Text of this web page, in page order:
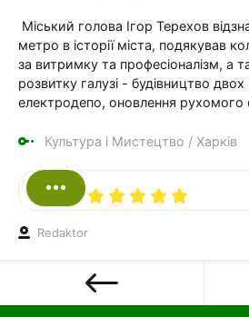
Міський голова Ігор Терехов
метро в історії міста, подякував
за витримку та професіоналізм, а
розвитку галузі - будівництво
електродепо, оновлення рухомого
Культура і Мистецтво / Харків
Redaktor